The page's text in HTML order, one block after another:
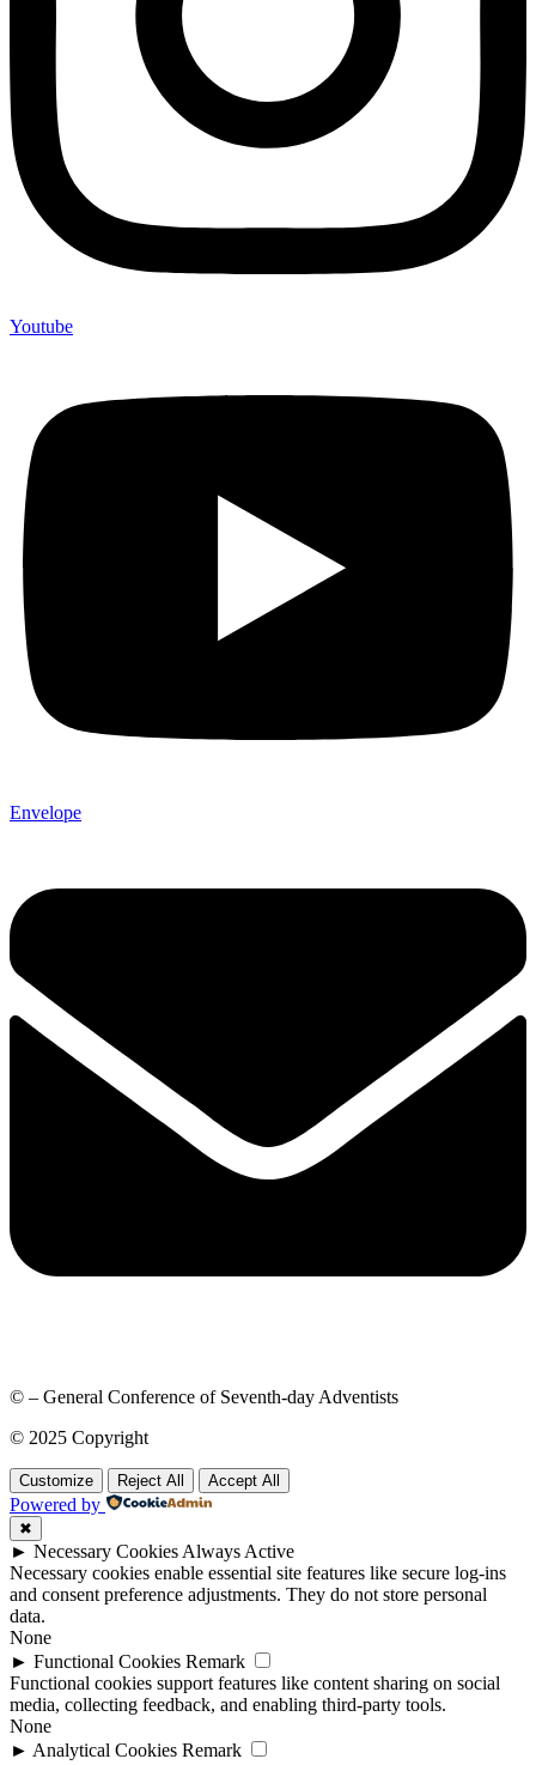
Youtube
Envelope
© – General Conference of Seventh-day Adventists
© 2025 Copyright
Customize Reject All Accept All
Powered by
✖
► Necessary Cookies Always Active
Necessary cookies enable essential site features like secure log-ins
and consent preference adjustments. They do not store personal
data.
None
► Functional Cookies Remark
Functional cookies support features like content sharing on social
media, collecting feedback, and enabling third-party tools.
None
► Analytical Cookies Remark